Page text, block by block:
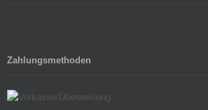
Zahlungsmethoden